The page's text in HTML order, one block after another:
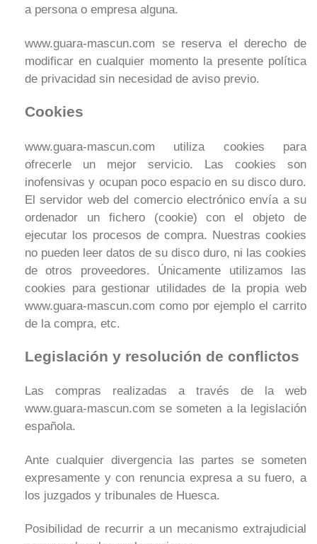
a persona o empresa alguna.
www.guara-mascun.com se reserva el derecho de
modificar en cualquier momento la presente política
de privacidad sin necesidad de aviso previo.
Cookies
www.guara-mascun.com utiliza cookies para
ofrecerle un mejor servicio. Las cookies son
inofensivas y ocupan poco espacio en su disco duro.
El servidor web del comercio electrónico envía a su
ordenador un fichero (cookie) con el objeto de
ejecutar los procesos de compra. Nuestras cookies
no pueden leer datos de su disco duro, ni las cookies
de otros proveedores. Únicamente utilizamos las
cookies para gestionar utilidades de la propia web
www.guara-mascun.com como por ejemplo el carrito
de la compra, etc.
Legislación y resolución de conflictos
Las compras realizadas a través de la web
www.guara-mascun.com se someten a la legislación
española.
Ante cualquier divergencia las partes se someten
expresamente y con renuncia expresa a su fuero, a
los juzgados y tribunales de Huesca.
Posibilidad de recurrir a un mecanismo extrajudicial